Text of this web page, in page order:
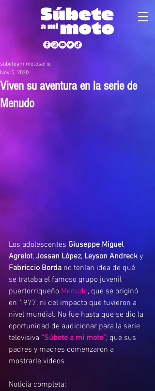
Viven su aventura en la serie de
Menudo
subeteamimotoserie
Nov 5, 2020
Los adolescentes Giuseppe Miguel
Agrelot, Jossan López, Leyson Andreck y
Fabriccio Borda no tenían idea de qué
se trataba el famoso grupo juvenil
puertorriqueño Menudo, que se originó
en 1977, ni del impacto que tuvieron a
nivel mundial. No fue hasta que se dio la
oportunidad de audicionar para la serie
televisiva “Súbete a mi moto”, que sus
padres y madres comenzaron a
mostrarle videos.
Noticia completa: